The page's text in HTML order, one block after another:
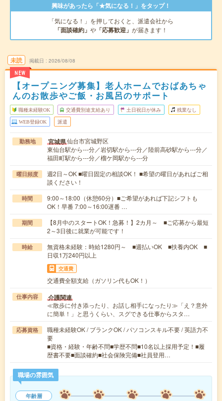
興味があったら「★気になる！」をタップ！
「気になる！」を押しておくと、派遣会社から
「面談確約」 や 「応募歓迎」 が届きます！
未読
NEW
掲載日 2026/08/08
【オープニング募集】老人ホームでおばあちゃ
んのお散歩やご飯・お風呂のサポート
職種未経験OK 交通費別途支給あり 土日祝日が休み 残業なし
WEB登録OK 派遣
勤務地 宮城県仙台市宮城野区
東仙台駅から---分／岩切駅から---分／陸前高砂駅から---分／
福田町駅から---分／榴ケ岡駅から---分
曜日頻度
週2日～OK ■曜日固定の相談OK！ ■希望の曜日があればご相
談ください！
時間
9:00～18:00（休憩60分）■ご希望があれば下記シフトも
OK！早番 7:00～16:00遅番 …
期間
【8月中のスタートOK！急募！】2カ月～ ■ご応募から最短
2～3日後に就業が可能です！
時給
無資格未経験：時給1280円～ ■週払いOK ■扶養内OK ■
日収1万240円以上
交通費
交通費全額支給（ガソリン代もOK！）
仕事内容 介護関連
≪散歩に付き添ったり、お話し相手になったり≫「え？意外
に簡単！」と思うくらい、スグできる仕事からスタ…
応募資格
職種未経験OK / ブランクOK / パソコンスキル不要 / 英語力不
要
■資格・経験・年齢不問■学歴不問■10名以上採用予定！■履
歴書不要■面談確約■社会保険完備■社員登用…
職場の雰囲気
年齢層